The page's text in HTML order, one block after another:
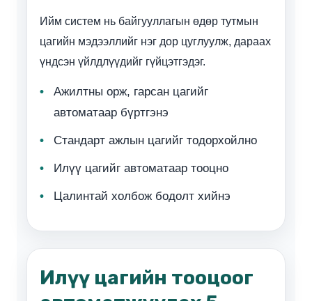
Ийм систем нь байгууллагын өдөр тутмын
цагийн мэдээллийг нэг дор цуглуулж, дараах
үндсэн үйлдлүүдийг гүйцэтгэдэг.
Ажилтны орж, гарсан цагийг
автоматаар бүртгэнэ
Стандарт ажлын цагийг тодорхойлно
Илүү цагийг автоматаар тооцно
Цалинтай холбож бодолт хийнэ
Илүү цагийн тооцоог